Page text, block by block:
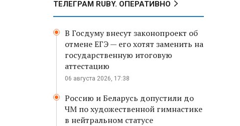
ТЕЛЕГРАМ RUBY. ОПЕРАТИВНО
В Госдуму внесут законопроект об
отмене ЕГЭ — его хотят заменить на
государственную итоговую
аттестацию
06 августа 2026, 17:38
Россию и Беларусь допустили до
ЧМ по художественной гимнастике
в нейтральном статусе